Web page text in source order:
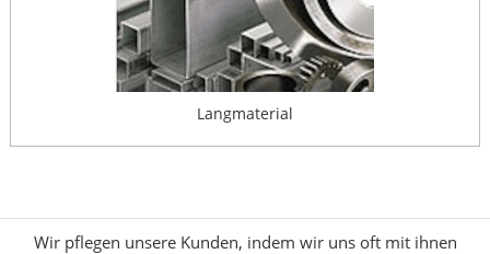
Langmaterial
Wir pflegen unsere Kunden, indem wir uns oft mit ihnen